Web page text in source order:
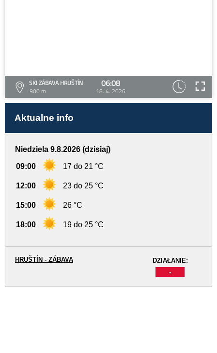
SKI ZÁBAVA HRUŠTÍN
900 m
06:08
18. 4. 2026
Aktualne info
Niedziela 9.8.2026 (dzisiaj)
09:00 17 do 21 °C
12:00 23 do 25 °C
15:00 26 °C
18:00 19 do 25 °C
DZIAŁANIE:
-
HRUŠTÍN - ZÁBAVA